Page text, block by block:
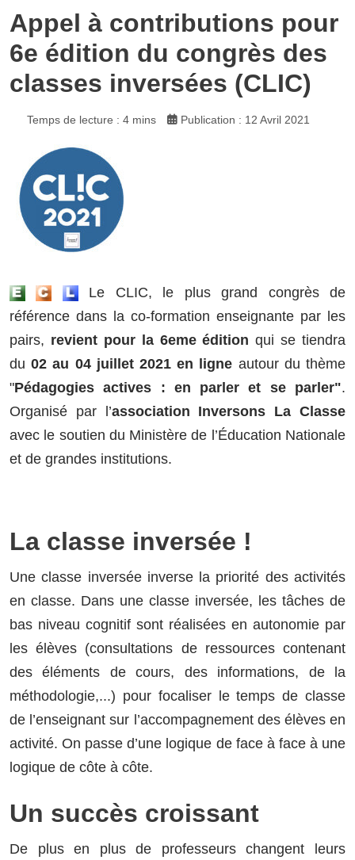
Appel à contributions pour
6e édition du congrès des
classes inversées (CLIC)
Temps de lecture : 4 mins Publication : 12 Avril 2021
Le ​CLIC​, le plus grand congrès de
référence dans la co-formation enseignante par les
pairs, revient pour la 6eme éditionqui se tiendra
du02 au 04 juillet 2021 en ligne autour du thème
"Pédagogies actives : en parler et se parler".
Organisé par l’association Inversons La Classe
avec le soutien du ​Ministère de l’Éducation Nationale
et de grandes institutions.
La classe inversée !
Une classe inversée inverse la priorité des activités
en classe. Dans une classe inversée, les tâches de
bas niveau cognitif sont réalisées en autonomie par
les élèves (consultations de ressources contenant
des éléments de cours, des informations, de la
méthodologie,...) pour focaliser le temps de classe
de l’enseignant sur l’accompagnement des élèves en
activité. On passe d’une logique de face à face à une
logique de côte à côte.
Un succès croissant
De plus en plus de professeurs changent leurs